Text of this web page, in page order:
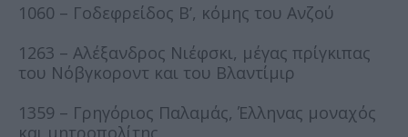
1060 – Γοδεφρείδος Β’, κόμης του Ανζού
1263 – Αλέξανδρος Νιέφσκι, μέγας πρίγκιπας
του Νόβγκοροντ και του Βλαντίμιρ
1359 – Γρηγόριος Παλαμάς, Έλληνας μοναχός
και μητροπολίτης